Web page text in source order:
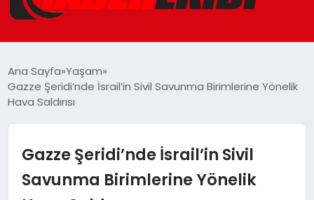
GÜNCEL
Ana Sayfa Yaşam
Gazze Şeridi’nde İsrail’in Sivil Savunma Birimlerine Yönelik
Hava Saldırısı
Gazze Şeridi’nde İsrail’in Sivil
Savunma Birimlerine Yönelik